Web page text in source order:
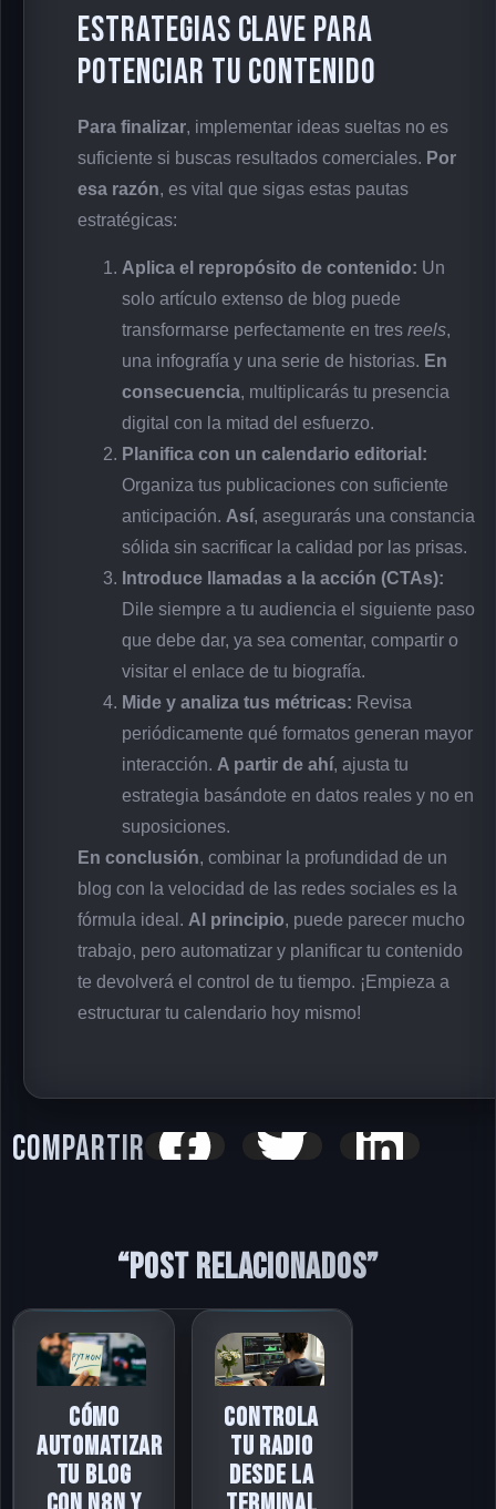
Estrategias clave para
potenciar tu contenido
Para finalizar, implementar ideas sueltas no es
suficiente si buscas resultados comerciales. Por
esa razón, es vital que sigas estas pautas
estratégicas:
Aplica el repropósito de contenido: Un
solo artículo extenso de blog puede
transformarse perfectamente en tres reels,
una infografía y una serie de historias. En
consecuencia, multiplicarás tu presencia
digital con la mitad del esfuerzo.
Planifica con un calendario editorial:
Organiza tus publicaciones con suficiente
anticipación. Así, asegurarás una constancia
sólida sin sacrificar la calidad por las prisas.
Introduce llamadas a la acción (CTAs):
Dile siempre a tu audiencia el siguiente paso
que debe dar, ya sea comentar, compartir o
visitar el enlace de tu biografía.
Mide y analiza tus métricas: Revisa
periódicamente qué formatos generan mayor
interacción. A partir de ahí, ajusta tu
estrategia basándote en datos reales y no en
suposiciones.
En conclusión, combinar la profundidad de un
blog con la velocidad de las redes sociales es la
fórmula ideal. Al principio, puede parecer mucho
trabajo, pero automatizar y planificar tu contenido
te devolverá el control de tu tiempo. ¡Empieza a
estructurar tu calendario hoy mismo!
Compartir
“Post relacionados”
Cómo
automatizar
tu blog
Controla
tu radio
desde la